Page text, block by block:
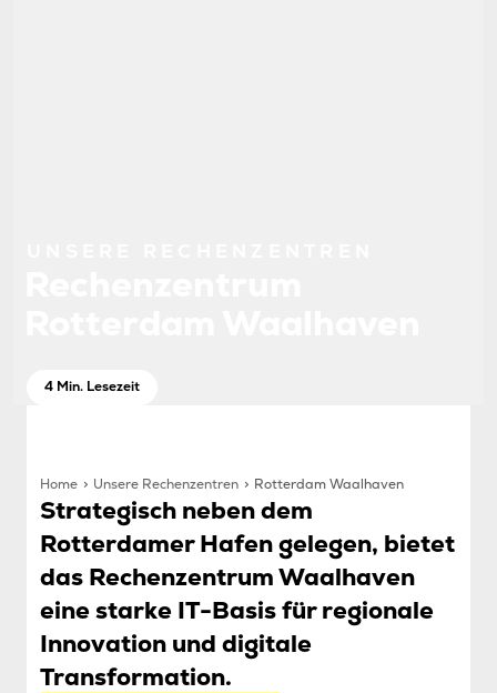
4 Min. Lesezeit
Home Unsere Rechenzentren Rotterdam Waalhaven
Strategisch neben dem
Rotterdamer Hafen gelegen, bietet
das Rechenzentrum Waalhaven
eine starke IT-Basis für regionale
Innovation und digitale
Transformation.